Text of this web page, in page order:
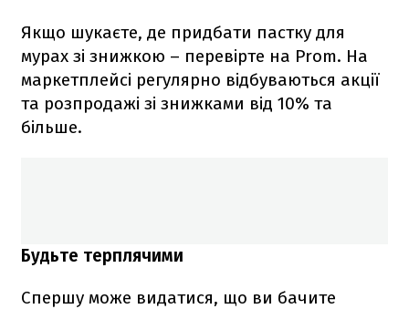
Якщо шукаєте, де придбати пастку для
мурах зі знижкою – перевірте на Prom. На
маркетплейсі регулярно відбуваються акції
та розпродажі зі знижками від 10% та
більше.
Будьте терплячими
Спершу може видатися, що ви бачите